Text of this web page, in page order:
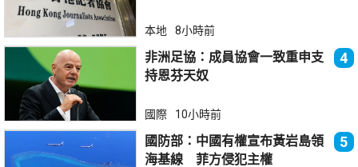
本地 8小時前
非洲足協：成員協會一致重申支
持恩芬天奴
4
國際 10小時前
國防部：中國有權宣布黃岩島領
海基線 菲方侵犯主權
5